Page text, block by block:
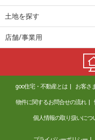
滋賀県近江八幡市土田町
住 所
専有面積
間取り
滋賀県大津市苗鹿２
土地を探す
店舗/事業用
goo住宅・不動産とは お客さ
物件に関するお問合せの流れ
個人情報の取り扱いにつ